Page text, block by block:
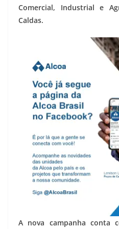
Comercial, Industrial e
Caldas.
A nova campanha conta